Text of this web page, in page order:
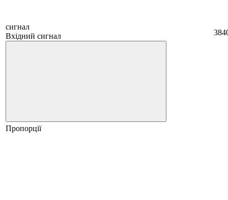
сигнал
Вхідний сигнал
Пропорції